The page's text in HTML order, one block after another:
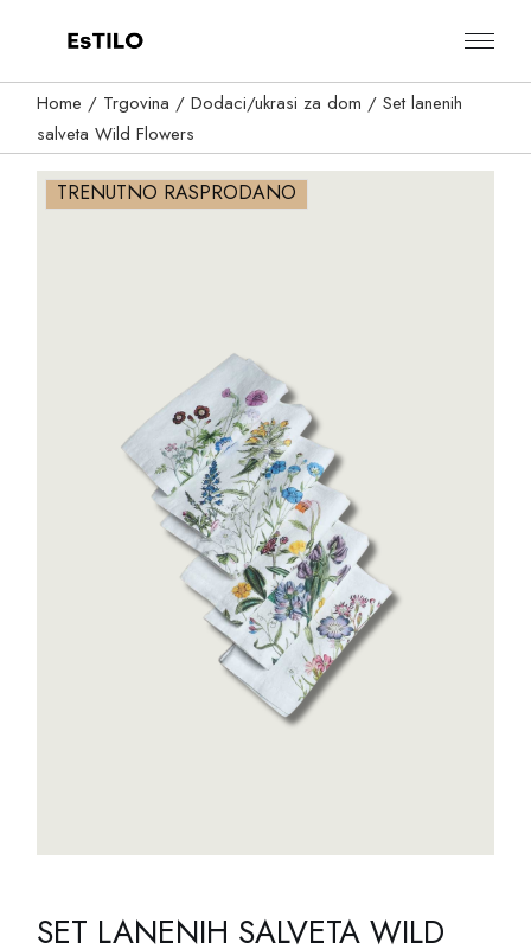
Home Trgovina Dodaci/ukrasi za dom
Set lanenih
salveta Wild Flowers
TRENUTNO RASPRODANO
SET LANENIH SALVETA WILD